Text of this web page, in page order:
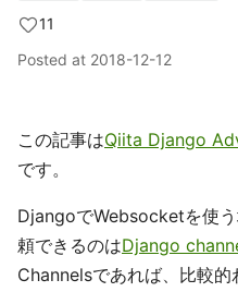
11
Posted at 2018-12-12
この記事はQiita Django
です。
DjangoでWebsocketを使
頼できるのはDjango
Channelsであれば、比較